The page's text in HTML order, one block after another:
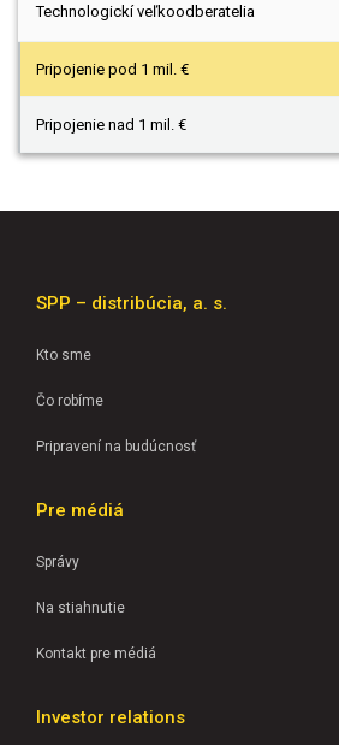
Technologickí veľkoodberatelia
Pripojenie pod 1 mil. €
Pripojenie nad 1 mil. €
SPP – distribúcia, a. s.
Kto sme
Čo robíme
Pripravení na budúcnosť
Pre médiá
Správy
Na stiahnutie
Kontakt pre médiá
Investor relations